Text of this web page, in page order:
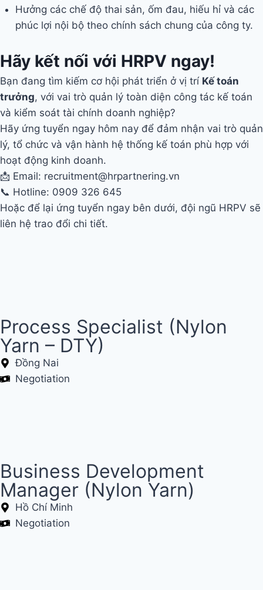
Hưởng các chế độ thai sản, ốm đau, hiếu hỉ và các
phúc lợi nội bộ theo chính sách chung của công ty.
Hãy kết nối với HRPV ngay!
Bạn đang tìm kiếm cơ hội phát triển ở vị trí Kế toán
trưởng, với vai trò quản lý toàn diện công tác kế toán
và kiểm soát tài chính doanh nghiệp?
Hãy ứng tuyển ngay hôm nay để đảm nhận vai trò quản
lý, tổ chức và vận hành hệ thống kế toán phù hợp với
hoạt động kinh doanh.
📩 Email: recruitment@hrpartnering.vn
📞 Hotline: 0909 326 645
Hoặc để lại ứng tuyển ngay bên dưới, đội ngũ HRPV sẽ
liên hệ trao đổi chi tiết.
Process Specialist (Nylon
Yarn – DTY)
Đồng Nai
Negotiation
Business Development
Manager (Nylon Yarn)
Hồ Chí Minh
Negotiation